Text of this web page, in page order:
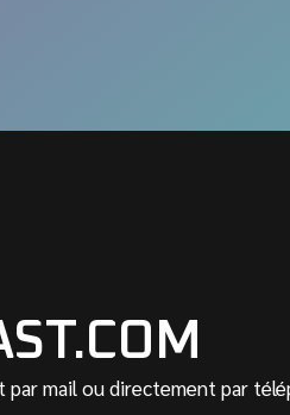
mail ou directement par